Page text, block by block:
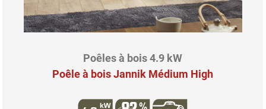
Poêles à bois 4.9 kW
Poêle à bois Jannik Médium High